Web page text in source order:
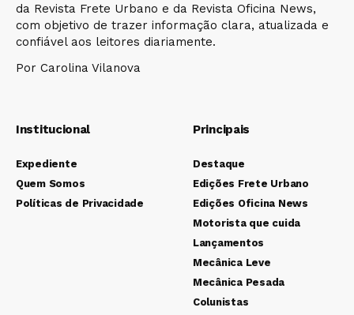
da Revista Frete Urbano e da Revista Oficina News,
com objetivo de trazer informação clara, atualizada e
confiável aos leitores diariamente.
Por Carolina Vilanova
Institucional
Expediente
Quem Somos
Políticas de Privacidade
Principais
Destaque
Edições Frete Urbano
Edições Oficina News
Motorista que cuida
Lançamentos
Mecânica Leve
Mecânica Pesada
Colunistas